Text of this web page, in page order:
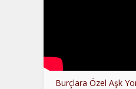
Burçlara Özel Aşk